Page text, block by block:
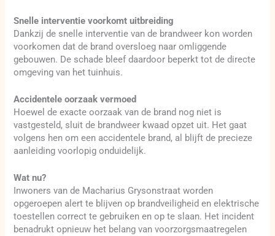
Snelle interventie voorkomt uitbreiding
Dankzij de snelle interventie van de brandweer kon worden
voorkomen dat de brand oversloeg naar omliggende
gebouwen. De schade bleef daardoor beperkt tot de directe
omgeving van het tuinhuis.
Accidentele oorzaak vermoed
Hoewel de exacte oorzaak van de brand nog niet is
vastgesteld, sluit de brandweer kwaad opzet uit. Het gaat
volgens hen om een accidentele brand, al blijft de precieze
aanleiding voorlopig onduidelijk.
Wat nu?
Inwoners van de Macharius Grysonstraat worden
opgeroepen alert te blijven op brandveiligheid en elektrische
toestellen correct te gebruiken en op te slaan. Het incident
benadrukt opnieuw het belang van voorzorgsmaatregelen